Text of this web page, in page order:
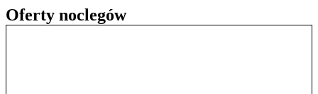
Oferty noclegów